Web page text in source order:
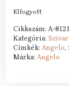
Elfogyott
Cikkszám: A-
Kategória:
Címkék: Angelo,
Márka: Angelo